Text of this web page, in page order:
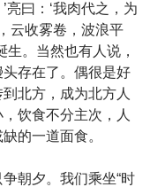
曰：‘我肉代之，为
云收雾卷，波浪平
生。当然也有人说，
存在了。偶很是好
北方，成为北方人
饮食不分主次，人
的一道面食。
朝夕。我们乘坐“时